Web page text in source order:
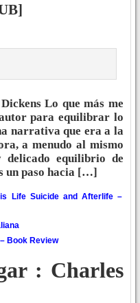
Lo que más me
para equilibrar lo
narrativa que era a la
a menudo al mismo
delicado equilibrio de
un paso hacia […]
Life Suicide and Afterlife –
Book Review
: Charles